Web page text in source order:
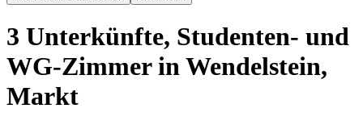
3 Unterkünfte, Studenten- und
WG-Zimmer in Wendelstein,
Markt